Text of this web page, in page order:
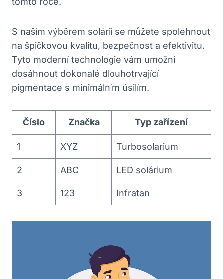
S naším výběrem solárií se můžete spolehnout
na špičkovou kvalitu, bezpečnost a efektivitu.
Tyto moderní technologie vám umožní
dosáhnout dokonalé dlouhotrvající
pigmentace s minimálním úsilím.
Číslo Značka Typ zařízení
1 XYZ Turbosolarium
2 ABC LED solárium
3 123 Infratan